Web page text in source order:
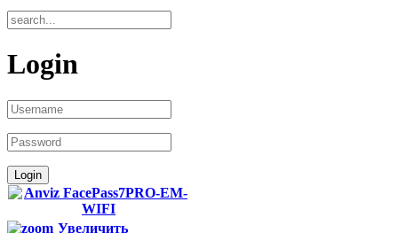
Login
Увеличить